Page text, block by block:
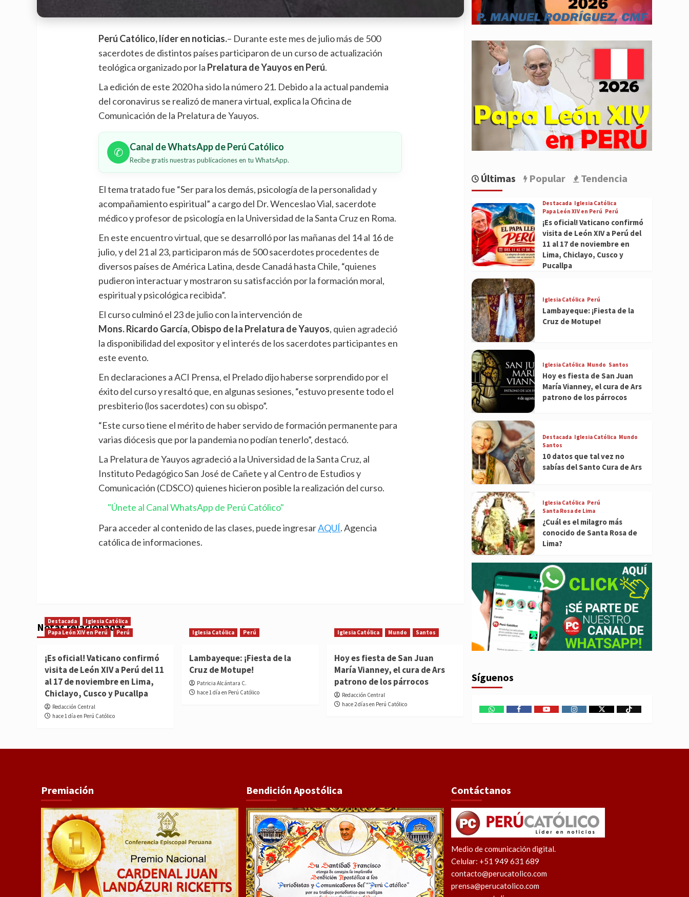
Perú Católico, líder en noticias.– Durante este mes de julio más de 500
sacerdotes de distintos países participaron de un curso de actualización
teológica organizado por la Prelatura de Yauyos en Perú.
La edición de este 2020 ha sido la número 21. Debido a la actual pandemia
del coronavirus se realizó de manera virtual, explica la Oficina de
Comunicación de la Prelatura de Yauyos.
✆ Canal de WhatsApp de Perú Católico
Recibe gratis nuestras publicaciones en tu WhatsApp.
El tema tratado fue “Ser para los demás, psicología de la personalidad y
acompañamiento espiritual” a cargo del Dr. Wenceslao Vial, sacerdote
médico y profesor de psicología en la Universidad de la Santa Cruz en Roma.
En este encuentro virtual, que se desarrolló por las mañanas del 14 al 16 de
julio, y del 21 al 23, participaron más de 500 sacerdotes procedentes de
diversos países de América Latina, desde Canadá hasta Chile, “quienes
pudieron interactuar y mostraron su satisfacción por la formación moral,
espiritual y psicológica recibida”.
El curso culminó el 23 de julio con la intervención de
Mons. Ricardo García, Obispo de la Prelatura de Yauyos, quien agradeció
la disponibilidad del expositor y el interés de los sacerdotes participantes en
este evento.
En declaraciones a ACI Prensa, el Prelado dijo haberse sorprendido por el
éxito del curso y resaltó que, en algunas sesiones, “estuvo presente todo el
presbiterio (los sacerdotes) con su obispo”.
“Este curso tiene el mérito de haber servido de formación permanente para
varias diócesis que por la pandemia no podían tenerlo”, destacó.
La Prelatura de Yauyos agradeció a la Universidad de la Santa Cruz, al
Instituto Pedagógico San José de Cañete y al Centro de Estudios y
Comunicación (CDSCO) quienes hicieron posible la realización del curso.
"Únete al Canal WhatsApp de Perú Católico"
Para acceder al contenido de las clases, puede ingresarAQUÍ. Agencia
católica de informaciones.
Notas relacionadas
Destacada
Iglesia Católica
Papa León XIV en Perú
Perú
¡Es oficial! Vaticano confirmó
visita de León XIV a Perú del 11
al 17 de noviembre en Lima,
Chiclayo, Cusco y Pucallpa
Redacción Central
hace 1 día en Perú Católico
Iglesia Católica Perú
Lambayeque: ¡Fiesta de la
Cruz de Motupe!
Patricia Alcántara C.
hace 1 día en Perú Católico
Iglesia Católica Mundo Santos
Hoy es fiesta de San Juan
María Vianney, el cura de Ars
patrono de los párrocos
Redacción Central
hace 2 días en Perú Católico
Últimas Popular Tendencia
Destacada Iglesia Católica
Papa León XIV en Perú Perú
¡Es oficial! Vaticano confirmó
visita de León XIV a Perú del
11 al 17 de noviembre en
Lima, Chiclayo, Cusco y
Pucallpa
Iglesia Católica Perú
Lambayeque: ¡Fiesta de la
Cruz de Motupe!
Iglesia Católica Mundo Santos
Hoy es fiesta de San Juan
María Vianney, el cura de Ars
patrono de los párrocos
Destacada Iglesia Católica Mundo
Santos
10 datos que tal vez no
sabías del Santo Cura de Ars
Iglesia Católica Perú
Santa Rosa de Lima
¿Cuál es el milagro más
conocido de Santa Rosa de
Lima?
Síguenos
WhatsAppFacebookYoutubeInstagram
X TikTok
Premiación Bendición Apostólica Contáctanos
Medio de comunicación digital.
Celular: +51 949 631 689
contacto@perucatolico.com
prensa@perucatolico.com